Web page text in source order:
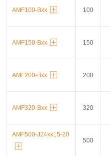
AMF100-Bxx 100
AMF150-Bxx 150
AMF200-Bxx 200
AMF320-Bxx 320
AMF500-J24xx15-20
500